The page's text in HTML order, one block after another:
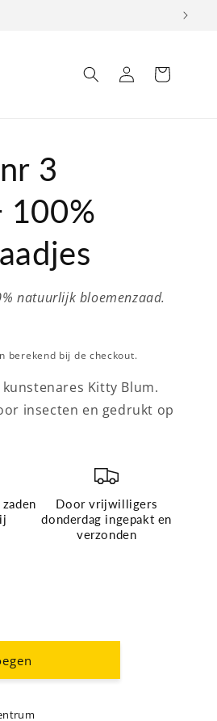
Inloggen
Winkelwagen
3
100%
natuurlijk bloemenzaad.
berekend bij de checkout.
Kitty Blum.
insecten en gedrukt op
Door vrijwilligers
donderdag ingepakt en
verzonden